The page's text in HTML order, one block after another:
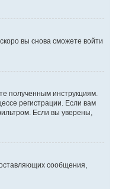
вы снова сможете войти
полученным инструкциям.
регистрации. Если вам
Если вы уверены,
сообщения,